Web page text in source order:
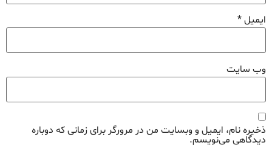
ایمیل*
وب‌ سایت
ذخیره نام، ایمیل و وبسایت من در مرورگر برای زمانی که دوباره
دیدگاهی می‌نویسم.